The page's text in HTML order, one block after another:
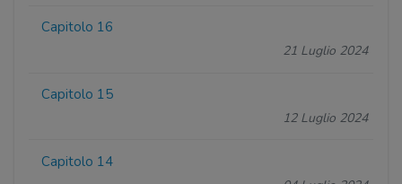
Capitolo 16
21 Luglio 2024
Capitolo 15
12 Luglio 2024
Capitolo 14